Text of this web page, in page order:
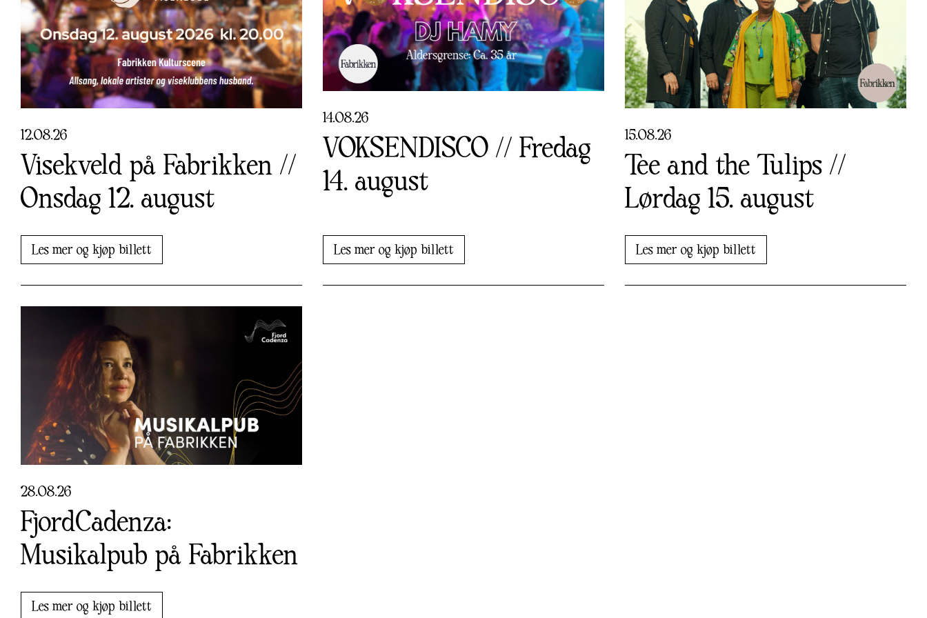
12.08.26
Visekveld på Fabrikken //
Onsdag 12. august
Les mer og kjøp billett
14.08.26
VOKSENDISCO // Fredag
14. august
Les mer og kjøp billett
15.08.26
Tee and the Tulips //
Lørdag 15. august
Les mer og kjøp billett
28.08.26
FjordCadenza:
Musikalpub på Fabrikken
Les mer og kjøp billett